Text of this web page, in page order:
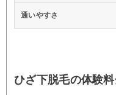
通いやすさ
ひざ下脱毛の体験